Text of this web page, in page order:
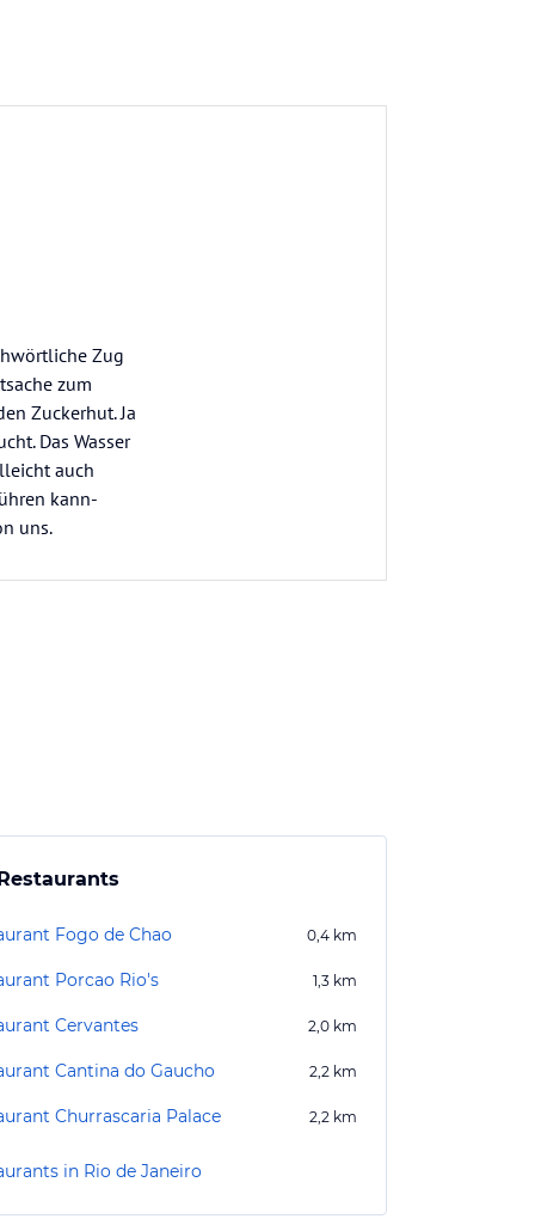
Zug
zum
Zuckerhut. Ja
Das Wasser
auch
kann-
uns.
Fogo de Chao 0,4 km
Porcao Rio's 1,3 km
Cervantes 2,0 km
Cantina do Gaucho 2,2 km
Churrascaria Palace 2,2 km
in Rio de Janeiro